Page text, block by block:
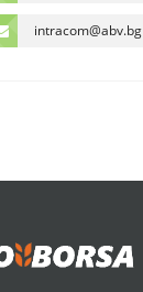
intracom@abv.bg